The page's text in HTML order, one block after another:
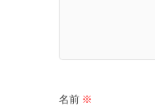
名前 ※